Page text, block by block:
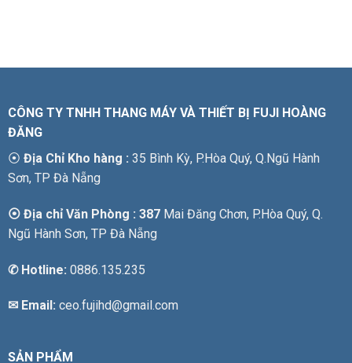
CÔNG TY TNHH THANG MÁY VÀ THIẾT BỊ FUJI HOÀNG
ĐĂNG
⦿ Địa Chỉ Kho hàng : 35 Bình Kỳ, P.Hòa Quý, Q.Ngũ Hành
Sơn, TP Đà Nẵng
⦿ Địa chỉ Văn Phòng : 387 Mai Đăng Chơn, P.Hòa Quý, Q.
Ngũ Hành Sơn, TP Đà Nẵng
✆Hotline: 0886.135.235
✉ Email: ceo.fujihd@gmail.com
SẢN PHẨM